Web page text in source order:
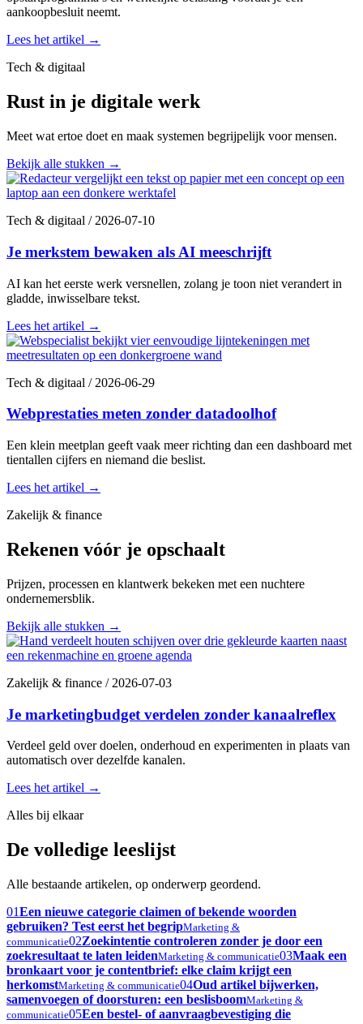
aankoopbesluit neemt.
Lees het artikel →
Tech & digitaal
Rust in je digitale werk
Meet wat ertoe doet en maak systemen begrijpelijk voor mensen.
Bekijk alle stukken →
Tech & digitaal /2026-07-10
Je merkstem bewaken als AI meeschrijft
AI kan het eerste werk versnellen, zolang je toon niet verandert in
gladde, inwisselbare tekst.
Lees het artikel →
Tech & digitaal /2026-06-29
Webprestaties meten zonder datadoolhof
Een klein meetplan geeft vaak meer richting dan een dashboard met
tientallen cijfers en niemand die beslist.
Lees het artikel →
Zakelijk & finance
Rekenen vóór je opschaalt
Prijzen, processen en klantwerk bekeken met een nuchtere
ondernemersblik.
Bekijk alle stukken →
Zakelijk & finance /2026-07-03
Je marketingbudget verdelen zonder kanaalreflex
Verdeel geld over doelen, onderhoud en experimenten in plaats van
automatisch over dezelfde kanalen.
Lees het artikel →
Alles bij elkaar
De volledige leeslijst
Alle bestaande artikelen, op onderwerp geordend.
01Een nieuwe categorie claimen of bekende woorden
gebruiken? Test eerst het begripMarketing &
communicatie02Zoekintentie controleren zonder je door een
zoekresultaat te laten leidenMarketing & communicatie03Maak een
bronkaart voor je contentbrief: elke claim krijgt een
herkomstMarketing & communicatie04Oud artikel bijwerken,
samenvoegen of doorsturen: een beslisboomMarketing &
communicatie05Een bestel- of aanvraagbevestiging die